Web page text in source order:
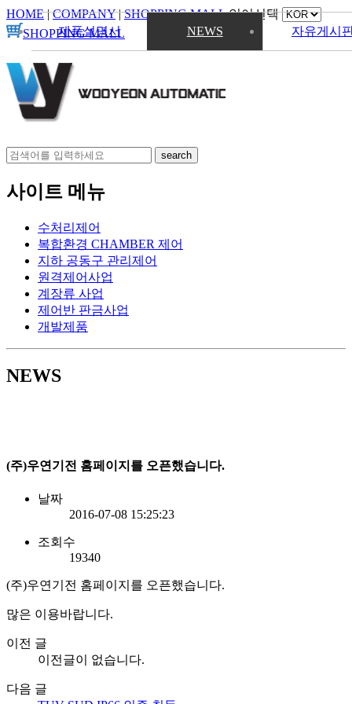
HOME|COMPANY|SHOPPING MALL 언어선택
SHOPPING MALL
사이트 메뉴
수처리제어
복합환경 CHAMBER 제어
지하 공동구 관리제어
원격제어사업
계장류 사업
제어반 판금사업
개발제품
NEWS
제품설명서 NEWS 자유게시
(주)우연기전 홈페이지를 오픈했습니다.
날짜
2016-07-08 15:25:23
조회수
19340
(주)우연기전 홈페이지를 오픈했습니다.
많은 이용바랍니다.
이전 글
이전글이 없습니다.
다음 글